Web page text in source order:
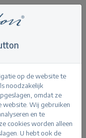
op de website te
noodzakelijk
omdat ze
website. Wij gebruiken
en te
cookies worden alleen
U hebt ook de